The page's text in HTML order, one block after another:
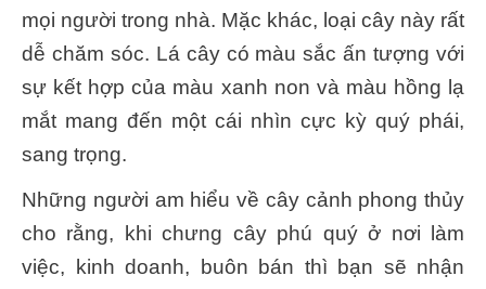
mọi người trong nhà. Mặc khác, loại cây này rất
dễ chăm sóc. Lá cây có màu sắc ấn tượng với
sự kết hợp của màu xanh non và màu hồng lạ
mắt mang đến một cái nhìn cực kỳ quý phái,
sang trọng.
Những người am hiểu về cây cảnh phong thủy
cho rằng, khi chưng cây phú quý ở nơi làm
việc, kinh doanh, buôn bán thì bạn sẽ nhận